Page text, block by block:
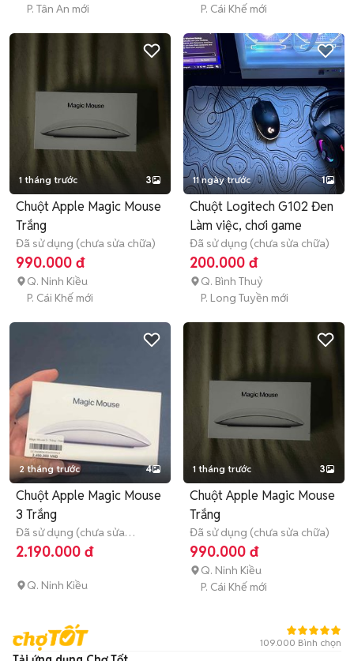
P. Tân An mới
P. Cái Khế mới
1 tháng trước 3
Chuột Apple Magic Mouse
Trắng
Đã sử dụng (chưa sửa chữa)
990.000 đ
Q. Ninh Kiều
P. Cái Khế mới
11 ngày trước 1
Chuột Logitech G102 Đen
Làm việc, chơi game
Đã sử dụng (chưa sửa chữa)
200.000 đ
Q. Bình Thuỷ
P. Long Tuyền mới
2 tháng trước 4
Chuột Apple Magic Mouse
3 Trắng
Đã sử dụng (chưa sửa
chữa)
Còn bảo hành
2.190.000 đ
Q. Ninh Kiều
1 tháng trước 3
Chuột Apple Magic Mouse
Trắng
Đã sử dụng (chưa sửa chữa)
990.000 đ
Q. Ninh Kiều
P. Cái Khế mới
109.000 Bình chọn